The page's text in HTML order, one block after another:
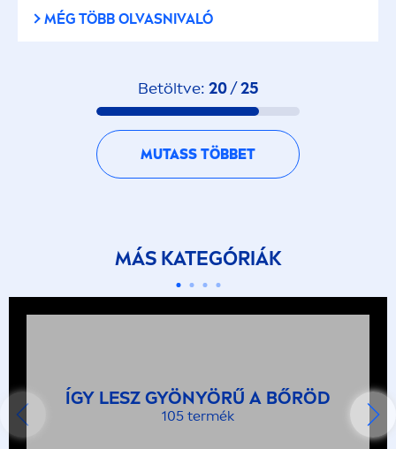
MÉG TÖBB OLVASNIVALÓ
Betöltve: 20/25
MUTASS TÖBBET
MÁS KATEGÓRIÁK
ÍGY LESZ GYÖNYÖRŰ A BŐRÖD
105 termék